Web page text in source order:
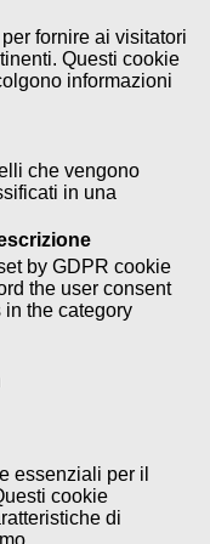
fornire ai visitatori
Questi cookie
informazioni
che vengono
in una
by GDPR cookie
the user consent
in the category
essenziali per il
cookie
di